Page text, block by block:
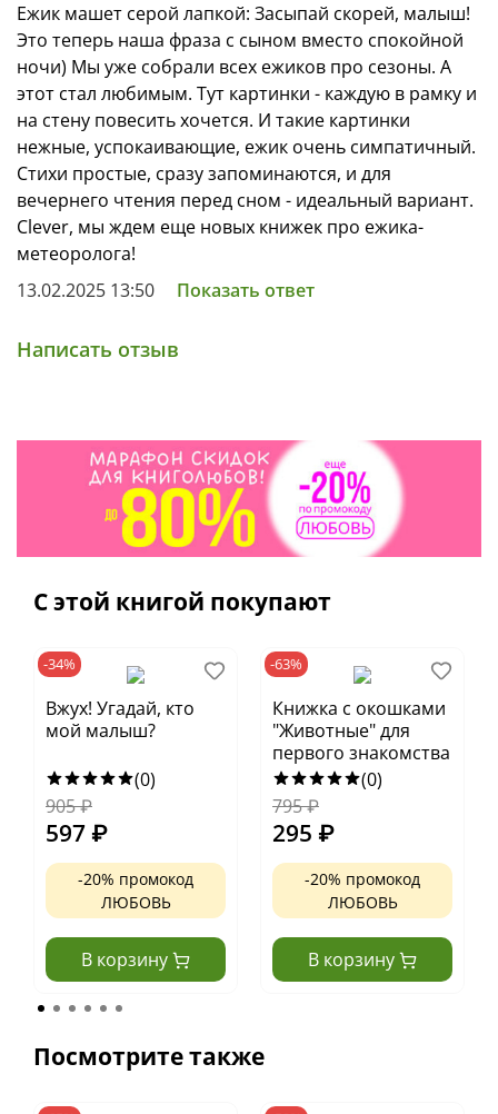
Ежик машет серой лапкой: Засыпай скорей, малыш!
Это теперь наша фраза с сыном вместо спокойной
ночи) Мы уже собрали всех ежиков про сезоны. А
этот стал любимым. Тут картинки - каждую в рамку и
на стену повесить хочется. И такие картинки
нежные, успокаивающие, ежик очень симпатичный.
Стихи простые, сразу запоминаются, и для
вечернего чтения перед сном - идеальный вариант.
Clever, мы ждем еще новых книжек про ежика-
метеоролога!
13.02.2025 13:50
Показать ответ
Написать отзыв
С этой книгой покупают
-34%
Вжух! Угадай, кто
мой малыш?
(0)
905₽
597 ₽
-20% промокод
ЛЮБОВЬ
В корзину
-63%
Книжка с окошками
"Животные" для
первого знакомства
(0)
795₽
295 ₽
-20% промокод
ЛЮБОВЬ
В корзину
Посмотрите также